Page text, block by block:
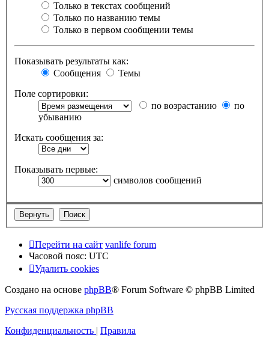
Только в текстах сообщений
Только по названию темы
Только в первом сообщении темы
Показывать результаты как:
Сообщения
Темы
Поле сортировки:
по возрастанию
по
убыванию
Искать сообщения за:
Показывать первые:
символов сообщений
Перейти на сайт vanlife forum
Часовой пояс: UTC
Удалить cookies
Создано на основе phpBB® Forum Software © phpBB Limited
Русская поддержка phpBB
Конфиденциальность | Правила